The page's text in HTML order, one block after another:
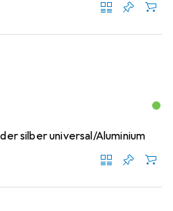
silber universal/Aluminium